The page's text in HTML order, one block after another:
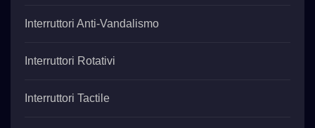
Interruttori Anti-Vandalismo
Interruttori Rotativi
Interruttori Tactile